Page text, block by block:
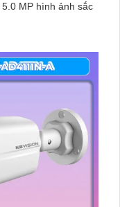
MP hình ảnh sắc